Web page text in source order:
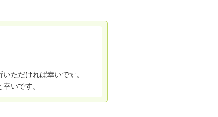
ただければ幸いです。
いです。